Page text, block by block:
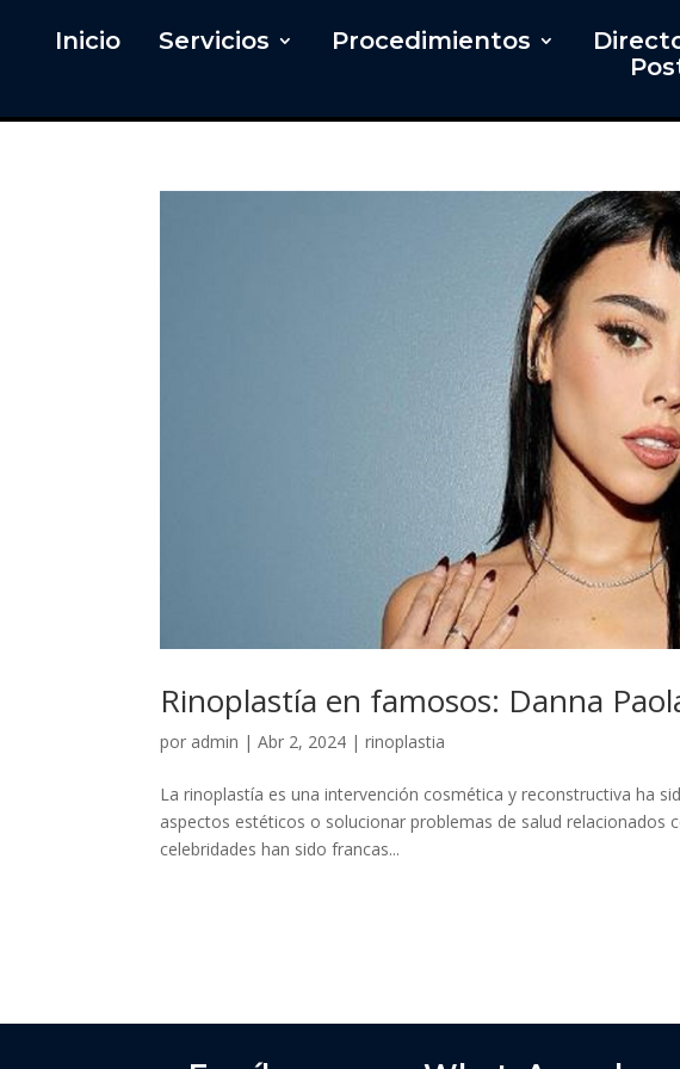
Inicio Servicios Procedimientos
Rinoplastía en famosos: Danna
por admin |Abr 2, 2024 |rinoplastia
La rinoplastía es una intervención cosmética y reconstructiva ha
aspectos estéticos o solucionar problemas de salud relacionados
celebridades han sido francas...